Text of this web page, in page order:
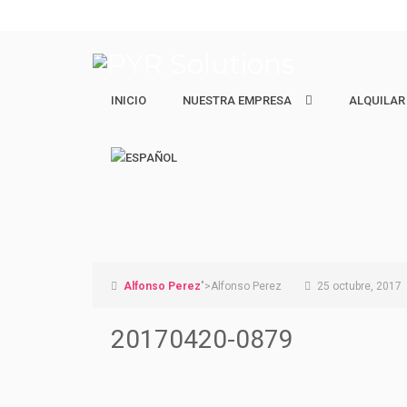
INICIO NUESTRA EMPRESA
NUESTRA EMPRESA ALQUILAR
ALQUILAR
Alfonso Perez">Alfonso Perez 25 octubre, 2017
20170420-0879